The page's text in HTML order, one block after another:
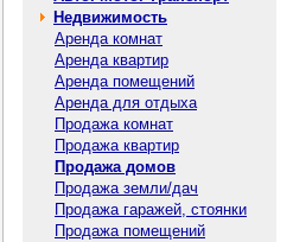
Недвижимость
Аренда комнат
Аренда квартир
Аренда помещений
Аренда для отдыха
Продажа комнат
Продажа квартир
Продажа домов
Продажа земли/дач
Продажа гаражей, стоянки
Продажа помещений